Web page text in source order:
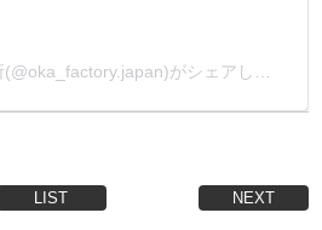
LIST NEXT